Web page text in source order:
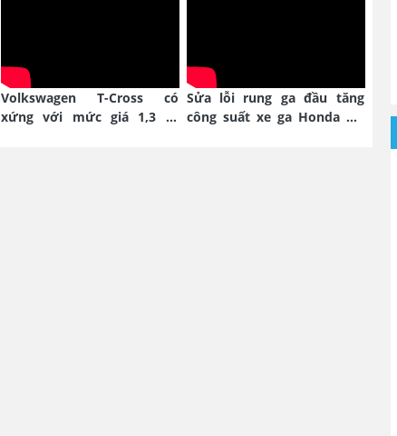
Volkswagen T-Cross có
xứng với mức giá 1,3 tỷ
Sửa lỗi rung ga đầu tăng
công suất xe ga Honda Air